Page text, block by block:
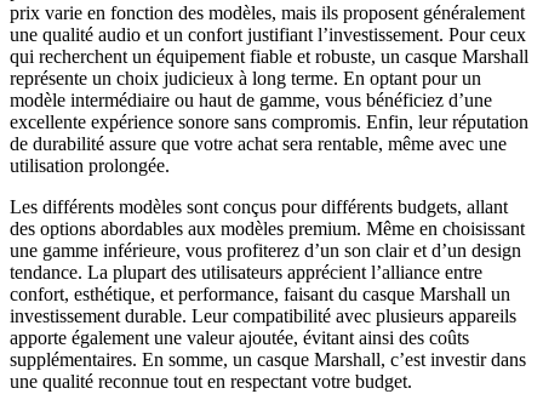
prix varie en fonction des modèles, mais ils proposent généralement
une qualité audio et un confort justifiant l’investissement. Pour ceux
qui recherchent un équipement fiable et robuste, un casque Marshall
représente un choix judicieux à long terme. En optant pour un
modèle intermédiaire ou haut de gamme, vous bénéficiez d’une
excellente expérience sonore sans compromis. Enfin, leur réputation
de durabilité assure que votre achat sera rentable, même avec une
utilisation prolongée.
Les différents modèles sont conçus pour différents budgets, allant
des options abordables aux modèles premium. Même en choisissant
une gamme inférieure, vous profiterez d’un son clair et d’un design
tendance. La plupart des utilisateurs apprécient l’alliance entre
confort, esthétique, et performance, faisant du casque Marshall un
investissement durable. Leur compatibilité avec plusieurs appareils
apporte également une valeur ajoutée, évitant ainsi des coûts
supplémentaires. En somme, un casque Marshall, c’est investir dans
une qualité reconnue tout en respectant votre budget.